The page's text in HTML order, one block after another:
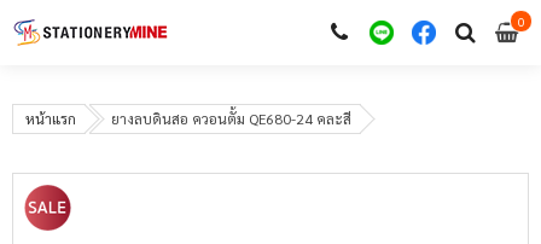
00
หน้าแรก ยางลบดินสอ ควอนตั้ม QE680-24 คละสี